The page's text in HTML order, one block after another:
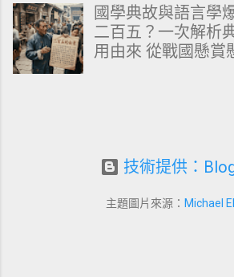
質（Dentin，又稱
理學核心觀念 健康
就不是純白色。琺
出來。當琺瑯質因
全雪白的牙齒多半
黃、褐色甚至灰斑
了」。當你蓮蓬頭
一秒就把濃縮洗髮
上時，你已經親手
過嚴密的邏輯分析
二、 關鍵核心：「
輯 三、 高效演算
國學典故與語言學
二百五？一次解析
用由來 從戰國懸賞
常用語。一次拆解
一、「二百五」的
與千金賞金 三、典
技術提供：
主題圖片來源： Michael